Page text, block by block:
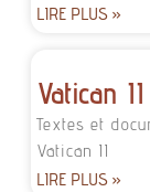
LIRE PLUS »
Vatican II
Textes et
Vatican II
LIRE PLUS »